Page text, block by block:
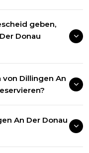
geben,
Donau
von Dillingen An
An Der Donau